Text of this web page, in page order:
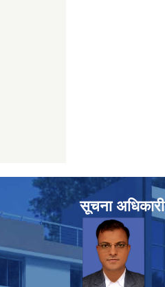
सूचना अधिकारी